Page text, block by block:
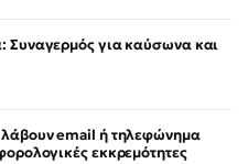
Συναγερμός για καύσωνα και
email ή τηλεφώνημα
εκκρεμότητες